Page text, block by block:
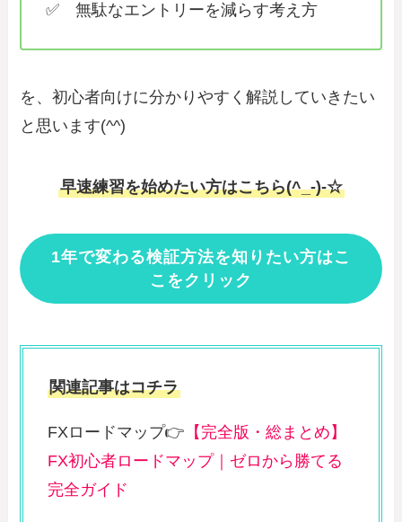
✅ 無駄なエントリーを減らす考え方
を、初心者向けに分かりやすく解説していきたい
と思います(^^)
早速練習を始めたい方はこちら(^_-)-☆
1年で変わる検証方法を知りたい方はこ
こをクリック
関連記事はコチラ
FXロードマップ👉 【完全版・総まとめ】
FX初心者ロードマップ｜ゼロから勝てる
完全ガイド